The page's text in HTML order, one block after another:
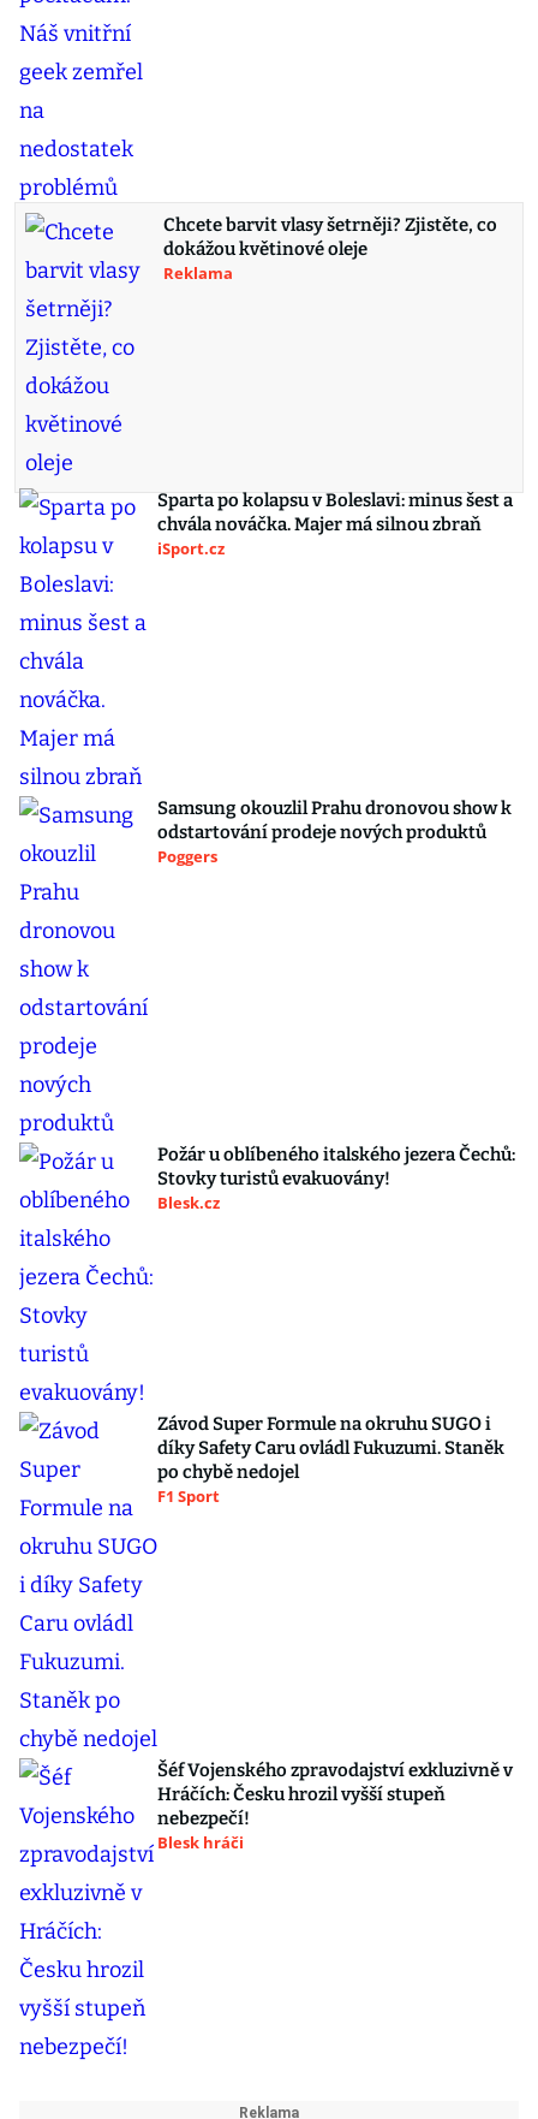
Chcete barvit vlasy šetrněji? Zjistěte, co
dokážou květinové oleje
Reklama
Sparta po kolapsu v Boleslavi: minus šest a
chvála nováčka. Majer má silnou zbraň
iSport.cz
Samsung okouzlil Prahu dronovou show k
odstartování prodeje nových produktů
Poggers
Požár u oblíbeného italského jezera Čechů:
Stovky turistů evakuovány!
Blesk.cz
Závod Super Formule na okruhu SUGO i
díky Safety Caru ovládl Fukuzumi. Staněk
po chybě nedojel
F1 Sport
Šéf Vojenského zpravodajství exkluzivně v
Hráčích: Česku hrozil vyšší stupeň
nebezpečí!
Blesk hráči